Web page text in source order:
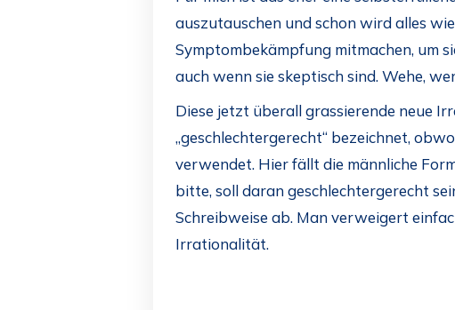
auszutauschen und schon wird alles
Symptombekämpfung mitmachen, um
auch wenn sie skeptisch sind. Wehe,
Diese jetzt überall grassierende neue
„geschlechtergerecht“ bezeichnet,
verwendet. Hier fällt die männliche
bitte, soll daran geschlechtergerecht
Schreibweise ab. Man verweigert
Irrationalität.